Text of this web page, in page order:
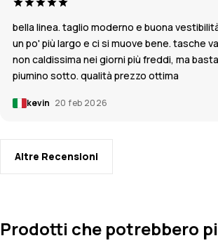
bella linea. taglio moderno e buona
un po' più largo e ci si muove bene. tasche
non caldissima nei giorni più freddi, ma
piumino sotto. qualità prezzo ottima
kevin 20 feb 2026
Altre Recensioni
Prodotti che potrebbero